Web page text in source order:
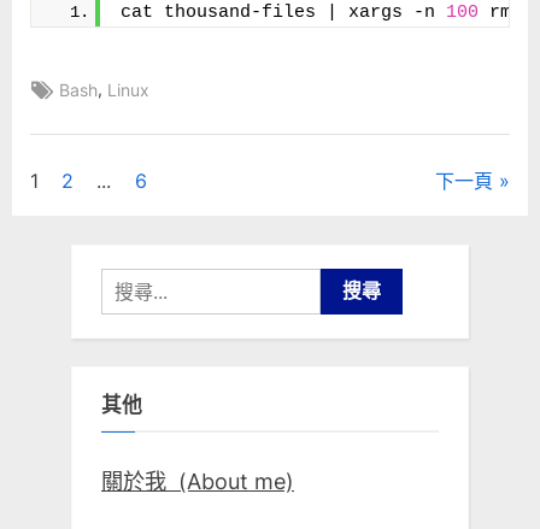
cat thousand-files | xargs -n 100 rm
Tags:
Bash, Linux
文
1 2 ... 6 下一頁
搜
尋
關
字:
其他
關於我 (About me)